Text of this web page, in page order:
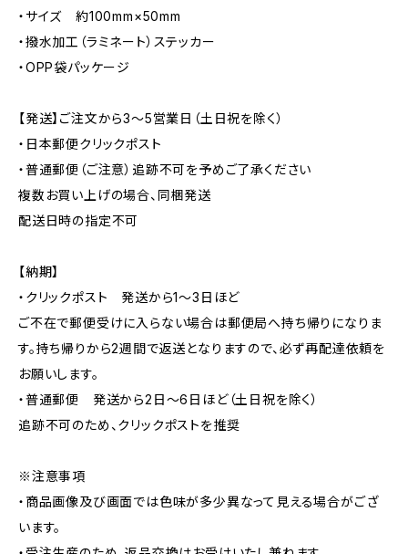
・サイズ 約100mm×50mm
・撥水加工（ラミネート）ステッカー
・OPP袋パッケージ
【発送】ご注文から3〜5営業日（土日祝を除く）
・日本郵便クリックポスト
・普通郵便（ご注意）追跡不可を予めご了承ください
複数お買い上げの場合、同梱発送
配送日時の指定不可
【納期】
・クリックポスト 発送から1〜3日ほど
ご不在で郵便受けに入らない場合は郵便局へ持ち帰りになりま
す。持ち帰りから2週間で返送となりますので、必ず再配達依頼を
お願いします。
・普通郵便 発送から2日〜6日ほど（土日祝を除く）
追跡不可のため、クリックポストを推奨
※注意事項
・商品画像及び画面では色味が多少異なって見える場合がござ
います。